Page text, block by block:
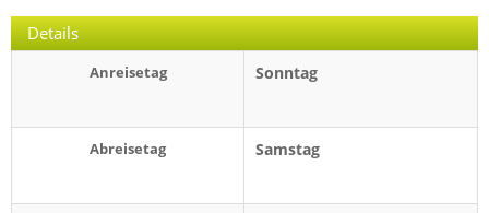
Details
Anreisetag Sonntag
Abreisetag Samstag